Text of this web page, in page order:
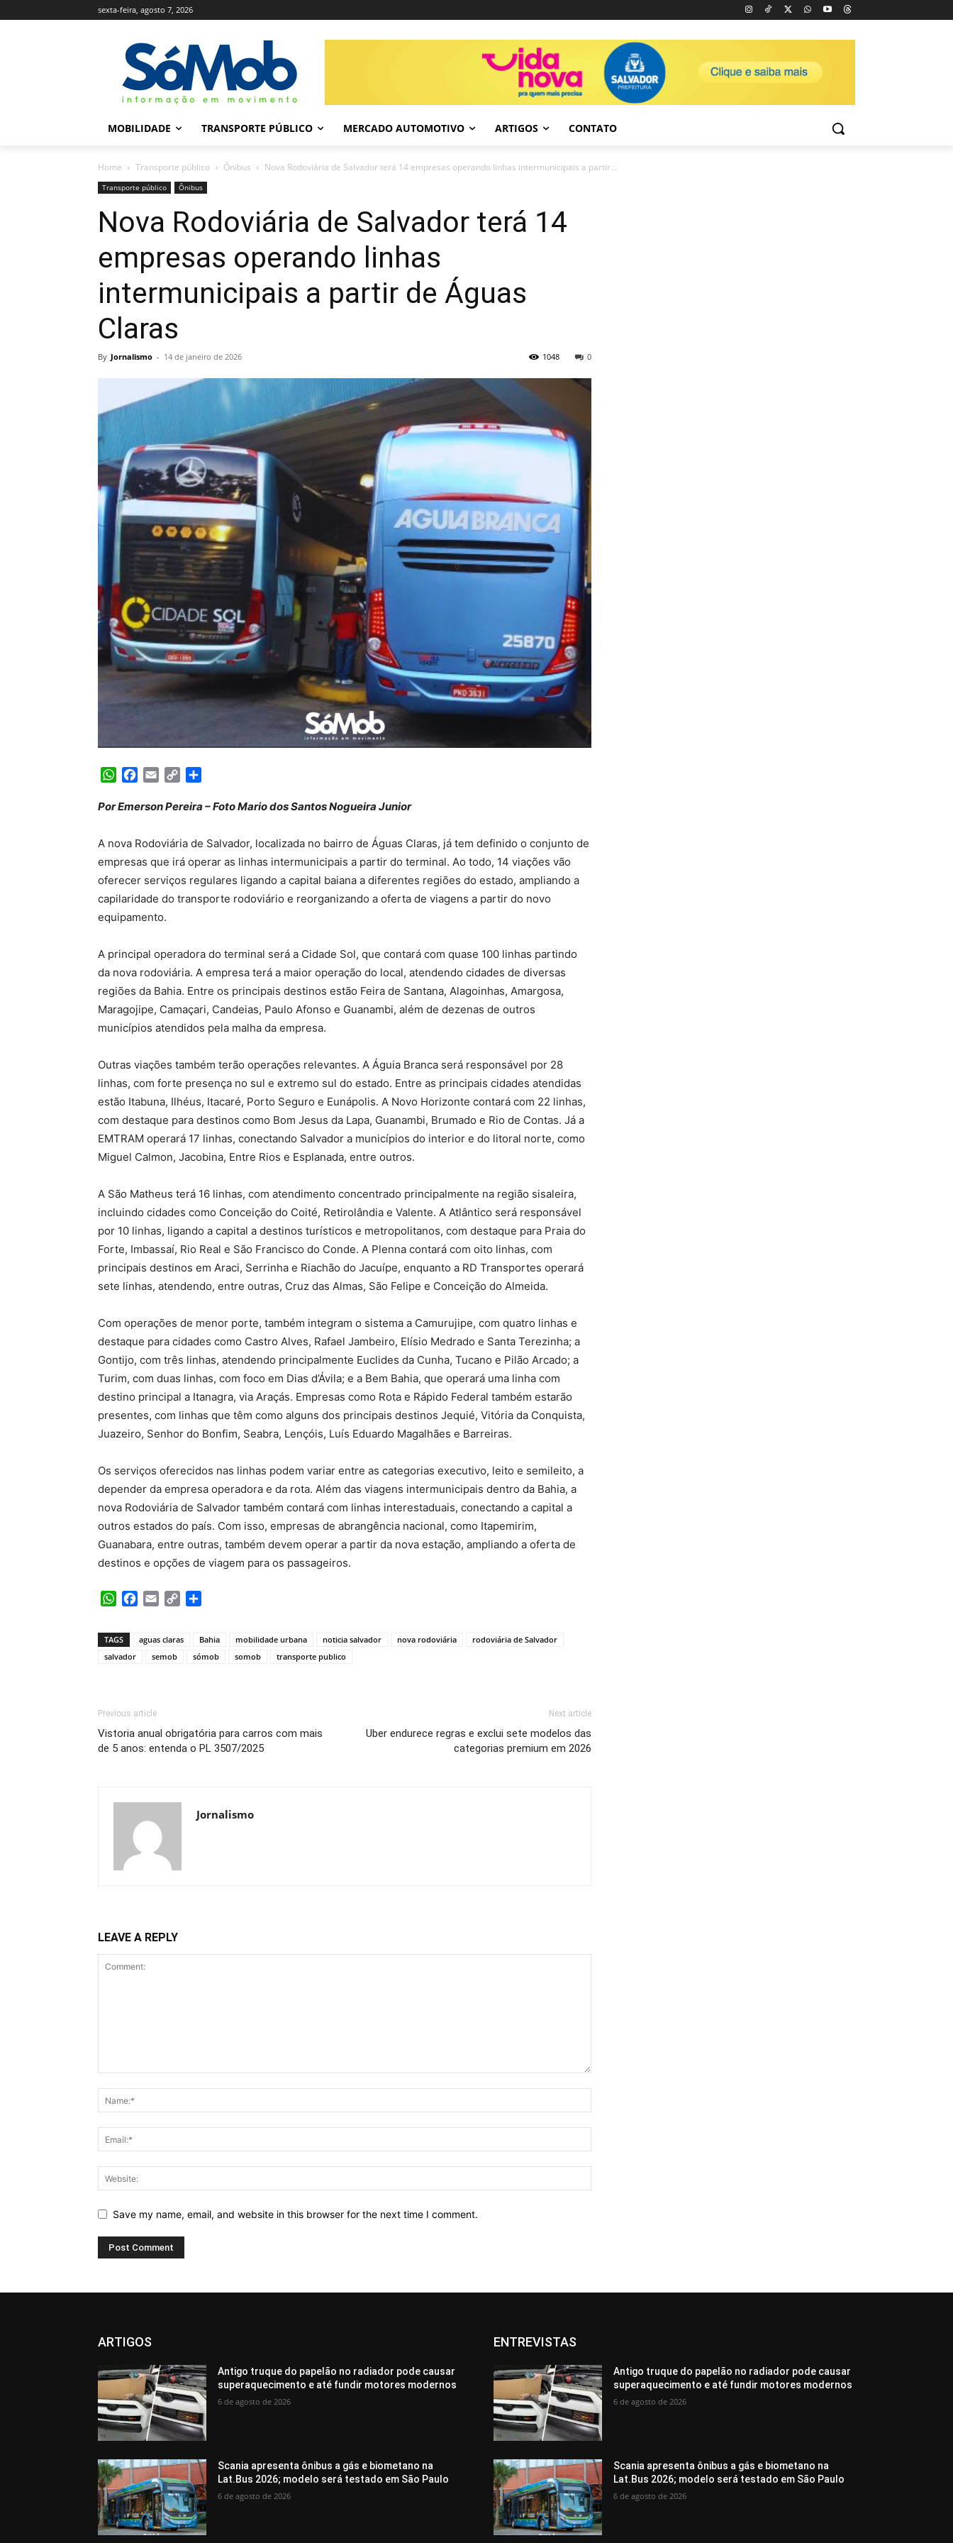
sexta-feira, agosto 7, 2026
MOBILIDADE TRANSPORTE PÚBLICO MERCADO AUTOMOTIVO ARTIGOS CONTATO
Home Transporte público Ônibus Nova Rodoviária de Salvador terá 14 empresas operando linhas intermunicipais a partir...
Transporte público Ônibus
Nova Rodoviária de Salvador terá 14
empresas operando linhas
intermunicipais a partir de Águas
Claras
By Jornalismo - 14 de janeiro de 2026 0
1048
WhatsApp
Facebook
Email Copy
Por Emerson Pereira – Foto Mario dos Santos Nogueira Junior
A nova Rodoviária de Salvador, localizada no bairro de Águas Claras, já tem definido o conjunto de
empresas que irá operar as linhas intermunicipais a partir do terminal. Ao todo, 14 viações vão
oferecer serviços regulares ligando a capital baiana a diferentes regiões do estado, ampliando a
capilaridade do transporte rodoviário e reorganizando a oferta de viagens a partir do novo
equipamento.
A principal operadora do terminal será a Cidade Sol, que contará com quase 100 linhas partindo
da nova rodoviária. A empresa terá a maior operação do local, atendendo cidades de diversas
regiões da Bahia. Entre os principais destinos estão Feira de Santana, Alagoinhas, Amargosa,
Maragojipe, Camaçari, Candeias, Paulo Afonso e Guanambi, além de dezenas de outros
municípios atendidos pela malha da empresa.
Outras viações também terão operações relevantes. A Águia Branca será responsável por 28
linhas, com forte presença no sul e extremo sul do estado. Entre as principais cidades atendidas
estão Itabuna, Ilhéus, Itacaré, Porto Seguro e Eunápolis. A Novo Horizonte contará com 22 linhas,
com destaque para destinos como Bom Jesus da Lapa, Guanambi, Brumado e Rio de Contas. Já a
EMTRAM operará 17 linhas, conectando Salvador a municípios do interior e do litoral norte, como
Miguel Calmon, Jacobina, Entre Rios e Esplanada, entre outros.
A São Matheus terá 16 linhas, com atendimento concentrado principalmente na região sisaleira,
incluindo cidades como Conceição do Coité, Retirolândia e Valente. A Atlântico será responsável
por 10 linhas, ligando a capital a destinos turísticos e metropolitanos, com destaque para Praia do
Forte, Imbassaí, Rio Real e São Francisco do Conde. A Plenna contará com oito linhas, com
principais destinos em Araci, Serrinha e Riachão do Jacuípe, enquanto a RD Transportes operará
sete linhas, atendendo, entre outras, Cruz das Almas, São Felipe e Conceição do Almeida.
Com operações de menor porte, também integram o sistema a Camurujipe, com quatro linhas e
destaque para cidades como Castro Alves, Rafael Jambeiro, Elísio Medrado e Santa Terezinha; a
Gontijo, com três linhas, atendendo principalmente Euclides da Cunha, Tucano e Pilão Arcado; a
Turim, com duas linhas, com foco em Dias d’Ávila; e a Bem Bahia, que operará uma linha com
destino principal a Itanagra, via Araçás. Empresas como Rota e Rápido Federal também estarão
presentes, com linhas que têm como alguns dos principais destinos Jequié, Vitória da Conquista,
Juazeiro, Senhor do Bonfim, Seabra, Lençóis, Luís Eduardo Magalhães e Barreiras.
Os serviços oferecidos nas linhas podem variar entre as categorias executivo, leito e semileito, a
depender da empresa operadora e da rota. Além das viagens intermunicipais dentro da Bahia, a
nova Rodoviária de Salvador também contará com linhas interestaduais, conectando a capital a
outros estados do país. Com isso, empresas de abrangência nacional, como Itapemirim,
Guanabara, entre outras, também devem operar a partir da nova estação, ampliando a oferta de
destinos e opções de viagem para os passageiros.
WhatsApp
Facebook
Email Copy
TAGS aguas claras Bahia mobilidade urbana noticia salvador nova rodoviária
rodoviária de Salvador
salvador
semob sómob somob transporte publico
Previous article
Vistoria anual obrigatória para carros com mais
de 5 anos: entenda o PL 3507/2025
Next article
Uber endurece regras e exclui sete modelos das
categorias premium em 2026
Jornalismo
LEAVE A REPLY
Save my name, email, and website in this browser for the next time I comment.
ARTIGOS
Antigo truque do papelão no radiador pode causar
superaquecimento e até fundir motores modernos
6 de agosto de 2026
Scania apresenta ônibus a gás e biometano na
Lat.Bus 2026; modelo será testado em São Paulo
6 de agosto de 2026
ENTREVISTAS
Antigo truque do papelão no radiador pode causar
superaquecimento e até fundir motores modernos
6 de agosto de 2026
Scania apresenta ônibus a gás e biometano na
Lat.Bus 2026; modelo será testado em São Paulo
6 de agosto de 2026